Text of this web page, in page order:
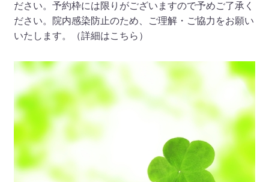
2026 年 05 月 01 日
地域の皆様へ
2026 年 04 月 20 日
地域の皆様へ
◆献血のご案内◆ 令和8年5月28日（木）13：30～16：
00 「介護老人保健施設 ウェル青葉」にて献血活動を行い
ます。（詳細はこちら）
2026 年 04 月 09 日
ださい。予約枠には限りがございますので予めご了承く
ださい。院内感染防止のため、ご理解・ご協力をお願い
いたします。（詳細はこちら）